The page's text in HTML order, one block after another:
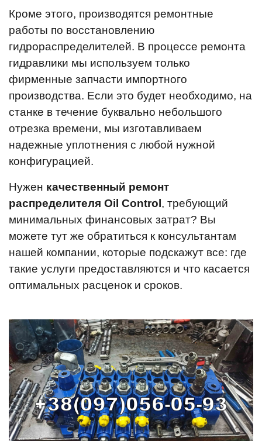
Кроме этого, производятся ремонтные
работы по восстановлению
гидрораспределителей. В процессе ремонта
гидравлики мы используем только
фирменные запчасти импортного
производства. Если это будет необходимо, на
станке в течение буквально небольшого
отрезка времени, мы изготавливаем
надежные уплотнения с любой нужной
конфигурацией.
Нужен качественный ремонт
распределителя Oil Control, требующий
минимальных финансовых затрат? Вы
можете тут же обратиться к консультантам
нашей компании, которые подскажут все: где
такие услуги предоставляются и что касается
оптимальных расценок и сроков.